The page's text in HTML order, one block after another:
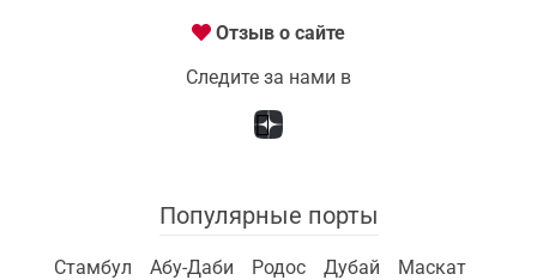
Отзыв о сайте
Следите за нами в
Популярные порты
Стамбул Абу-Даби Родос Дубай
Маскат